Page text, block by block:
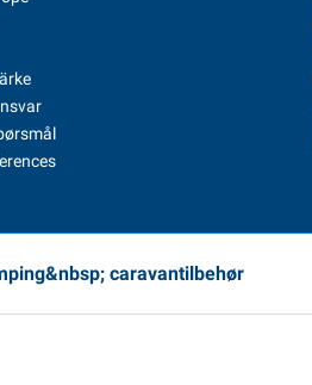
caravantilbehør